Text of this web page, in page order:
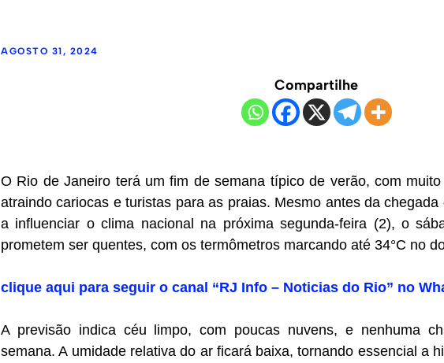
AGOSTO 31, 2024
Compartilhe
O Rio de Janeiro terá um fim de semana típico de verão, com
atraindo cariocas e turistas para as praias. Mesmo antes da
a influenciar o clima nacional na próxima segunda-feira (2), o
prometem ser quentes, com os termômetros marcando até 34°C no
clique aqui para seguir o canal “RJ Info – Noticias do Rio” no
A previsão indica céu limpo, com poucas nuvens, e nenhuma
semana. A umidade relativa do ar ficará baixa, tornando essencial a